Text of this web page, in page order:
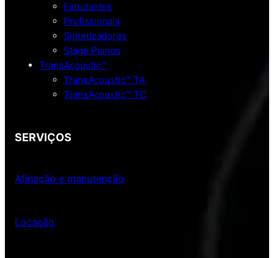
Estudantes
Profissionais
Sintetizadores
Stage Pianos
TransAcoustic™
TransAcoustic™ TA
TransAcoustic™ TC
SERVIÇOS
Afinação e manutenção
Locação